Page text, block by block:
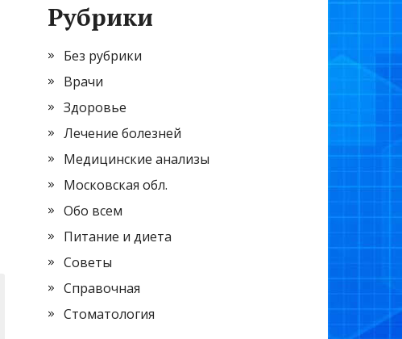
Рубрики
Без рубрики
Врачи
Здоровье
Лечение болезней
Медицинские анализы
Московская обл.
Обо всем
Питание и диета
Советы
Справочная
Стоматология